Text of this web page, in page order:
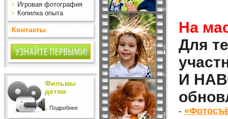
Игровая фотография
Копилка опыта
Контакты
Фильмы
детям
Подробнее
На
Для
И
-